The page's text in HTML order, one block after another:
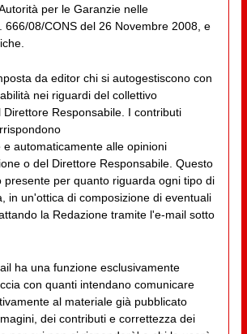
per le Garanzie nelle
666/08/CONS del 26 Novembre 2008, e
da editor chi si autogestiscono con
nei riguardi del collettivo
Direttore Responsabile. I contributi
e automaticamente alle opinioni
o del Direttore Responsabile. Questo
presente per quanto riguarda ogni tipo di
in un'ottica di composizione di eventuali
la Redazione tramite l'e-mail sotto
ha una funzione esclusivamente
con quanti intendano comunicare
al materiale già pubblicato
dei contributi e correttezza dei